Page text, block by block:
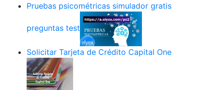
Pruebas psicométricas simulador gratis
preguntas test
Solicitar Tarjeta de Crédito Capital One